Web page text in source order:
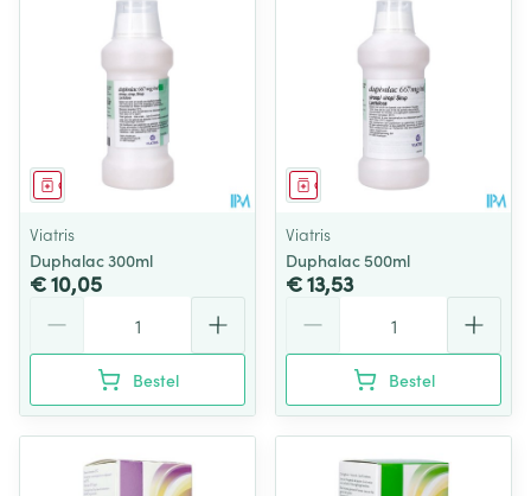
Geneesmiddel
Viatris
Duphalac 300ml
€ 10,05
Bestel
Geneesmiddel
Viatris
Duphalac 500ml
€ 13,53
Bestel